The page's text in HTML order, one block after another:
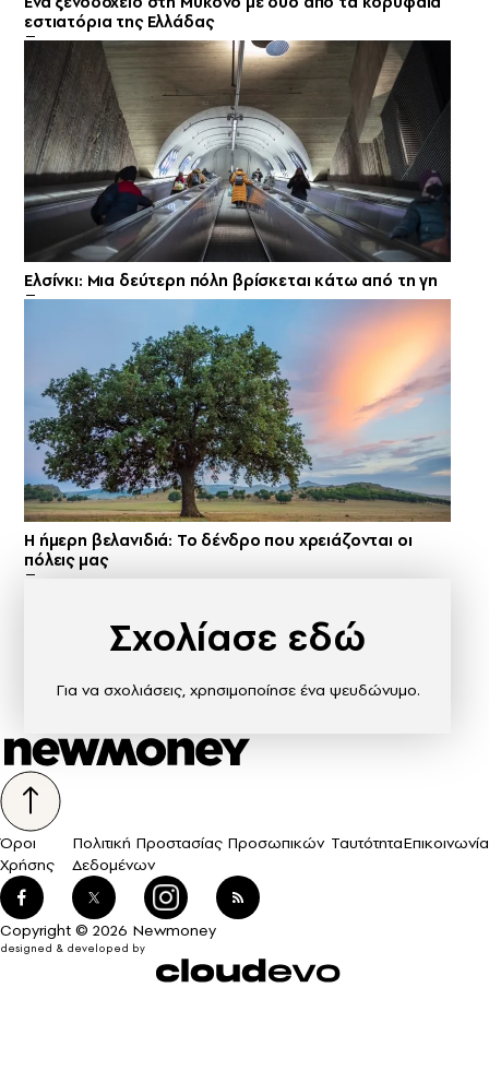
εστιατόρια της Ελλάδας
Ελσίνκι: Mια δεύτερη πόλη βρίσκεται κάτω από τη γη
Η ήμερη βελανιδιά: Το δένδρο που χρειάζονται οι
πόλεις μας
Σχολίασε εδώ
Για να σχολιάσεις, χρησιμοποίησε ένα ψευδώνυμο.
Όροι
Χρήσης
Πολιτική Προστασίας Προσωπικών
Δεδομένων
ΤαυτότηταΕπικοινωνία
Copyright © 2026 Newmoney
designed & developed by